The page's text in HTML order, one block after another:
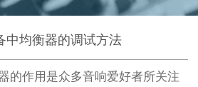
中均衡器的调试方法
的作用是众多音响爱好者所关注